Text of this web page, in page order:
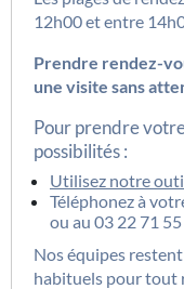
12h00 et entre
Prendre rendez-
une visite sans
Pour prendre
possibilités :
Utilisez notre
Téléphonez à
ou au 03 22 71
Nos équipes
habituels pour tout